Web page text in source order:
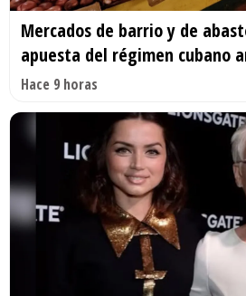
Mercados de barrio y de
apuesta del régimen cubano
Hace 9 horas